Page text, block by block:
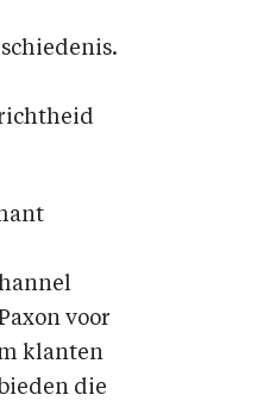
voor
klanten
die